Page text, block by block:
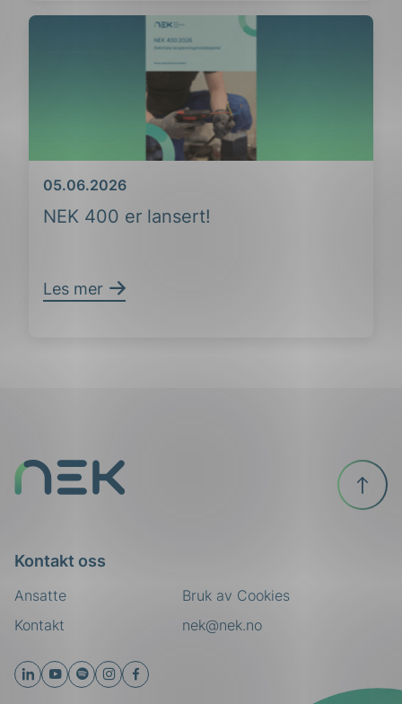
NEK 400 er lansert!
Dato
05.06.2026
Les mer
Kontakt oss
Ansatte
nek@nek.no
Kontakt
Bruk av Cookies
Til
toppen